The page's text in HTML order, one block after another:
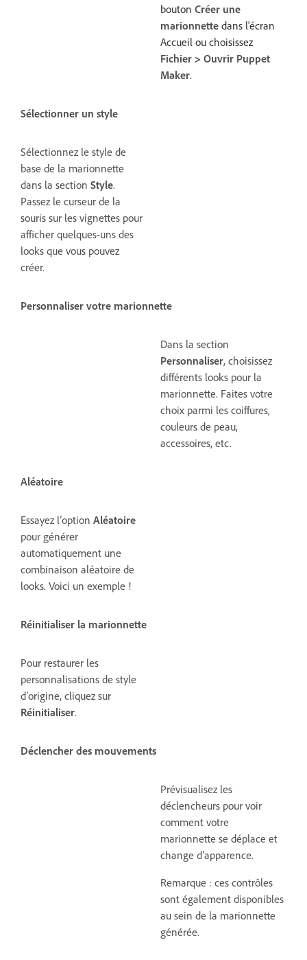
bouton Créer une
marionnette dans l'écran
Accueil ou choisissez
Fichier > Ouvrir Puppet
Maker.
Sélectionner un style
Sélectionnez le style de
base de la marionnette
dans la section Style.
Passez le curseur de la
souris sur les vignettes pour
afficher quelques-uns des
looks que vous pouvez
créer.
Personnaliser votre marionnette
Dans la section
Personnaliser, choisissez
différents looks pour la
marionnette. Faites votre
choix parmi les coiffures,
couleurs de peau,
accessoires, etc.
Aléatoire
Essayez l’option Aléatoire
pour générer
automatiquement une
combinaison aléatoire de
looks. Voici un exemple !
Réinitialiser la marionnette
Pour restaurer les
personnalisations de style
d’origine, cliquez sur
Réinitialiser.
Déclencher des mouvements
Prévisualisez les
déclencheurs pour voir
comment votre
marionnette se déplace et
change d’apparence.
Remarque : ces contrôles
sont également disponibles
au sein de la marionnette
générée.